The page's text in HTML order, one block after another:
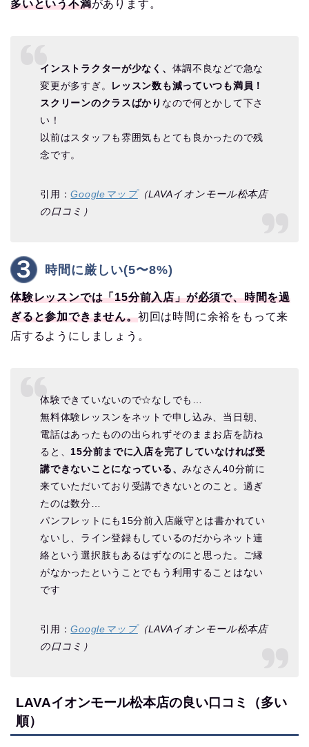
多いという不満があります。
インストラクターが少なく、 体調不良などで急な
変更が多すぎ。
レッスン数も減っていつも満員！
スクリーンのクラスばかり なので何とかして下さ
い！
以前はスタッフも雰囲気もとても良かったので残
念です。
引用：Googleマップ（LAVAイオンモール松本店
の口コミ）
時間に厳しい(5〜8%)
体験レッスンでは「15分前入店」が必須で、時間を過
ぎると参加できません。初回は時間に余裕をもって来
店するようにしましょう。
体験できていないので☆なしでも…
無料体験レッスンをネットで申し込み、当日朝、
電話はあったものの出られずそのままお店を訪ね
ると、15分前までに入店を完了していなければ受
講できないことになっている、みなさん40分前に
来ていただいており受講できないとのこと。過ぎ
たのは数分…
パンフレットにも15分前入店厳守とは書かれてい
ないし、ライン登録もしているのだからネット連
絡という選択肢もあるはずなのにと思った。ご縁
がなかったということでもう利用することはない
です
引用：Googleマップ（LAVAイオンモール松本店
の口コミ）
LAVAイオンモール松本店の良い口コミ（多い
順）